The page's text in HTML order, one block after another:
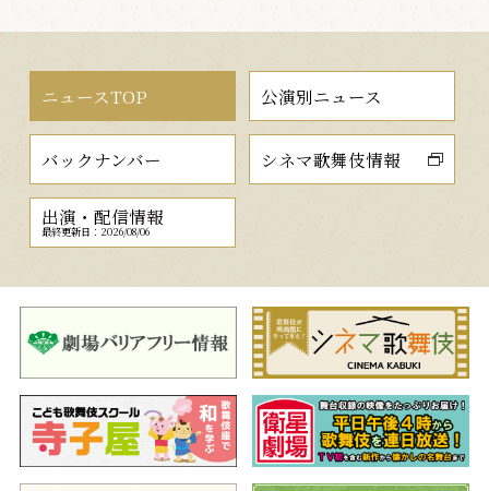
ニュースTOP 公演別ニュース
バックナンバー シネマ歌舞伎情報
出演・配信情報
最終更新日：2026/08/06